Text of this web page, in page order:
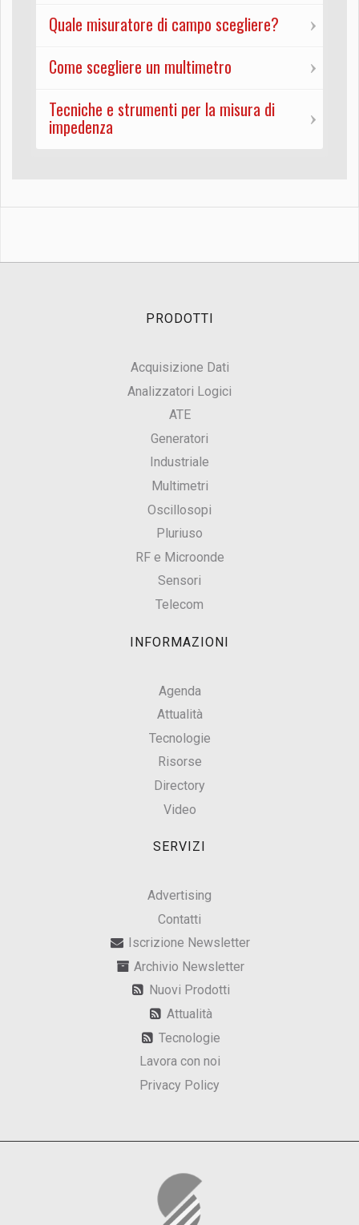
Quale misuratore di campo scegliere?
Come scegliere un multimetro
Tecniche e strumenti per la misura di
impedenza
PRODOTTI
Acquisizione Dati
Analizzatori Logici
ATE
Generatori
Industriale
Multimetri
Oscillosopi
Pluriuso
RF e Microonde
Sensori
Telecom
INFORMAZIONI
Agenda
Attualità
Tecnologie
Risorse
Directory
Video
SERVIZI
Advertising
Contatti
Iscrizione Newsletter
Archivio Newsletter
Nuovi Prodotti
Attualità
Tecnologie
Lavora con noi
Privacy Policy